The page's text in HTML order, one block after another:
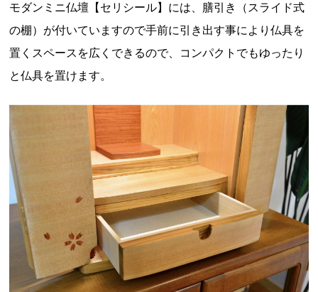
モダンミニ仏壇【セリシール】には、膳引き（スライド式
の棚）が付いていますので手前に引き出す事により仏具を
置くスペースを広くできるので、コンパクトでもゆったり
と仏具を置けます。